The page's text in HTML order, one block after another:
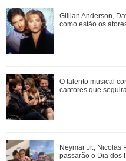
Adriana manda Iuri
dos capítulos de
O talento musical
cantores que
João Raul diz para
conviver com seu
Gillian Anderson,
como estão os
O talento musical
cantores que
Neymar Jr., Nicolas
passarão o Dia dos